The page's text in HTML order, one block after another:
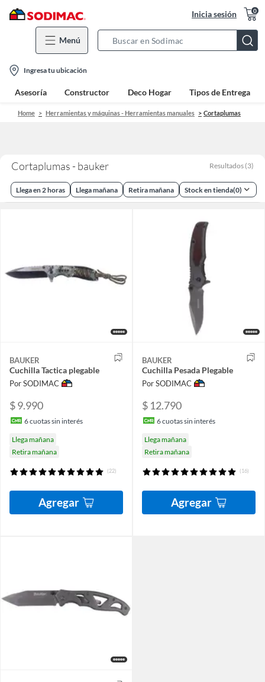
Inicia sesión 0
Menú
Bar
location-
icon
Ingresa tu ubicación
Asesoría Constructor Deco Hogar Tipos de Entrega
Home Herramientas y máquinas - Herramientas manuales Cortaplumas
Cortaplumas - bauker Resultados (3)
Llega en 2 horas Llega mañana Retira mañana Stock en tienda(0)
BAUKER
Cuchilla Tactica plegable
Por SODIMAC
$ 9.990
6cuotas sin interés
Llega mañana
Retira mañana
(22)
Agregar
BAUKER
Cuchilla Pesada Plegable
Por SODIMAC
$ 12.790
6cuotas sin interés
Llega mañana
Retira mañana
(16)
Agregar